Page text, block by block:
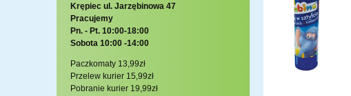
Krępiec ul. Jarzębinowa 47
Pracujemy
Pn. - Pt. 10:00-18:00
Sobota 10:00 -14:00
Paczkomaty 13,99zł
Przelew kurier 15,99zł
Pobranie kurier 19,99zł